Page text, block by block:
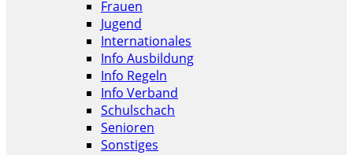
Frauen
Jugend
Internationales
Info Ausbildung
Info Regeln
Info Verband
Schulschach
Senioren
Sonstiges